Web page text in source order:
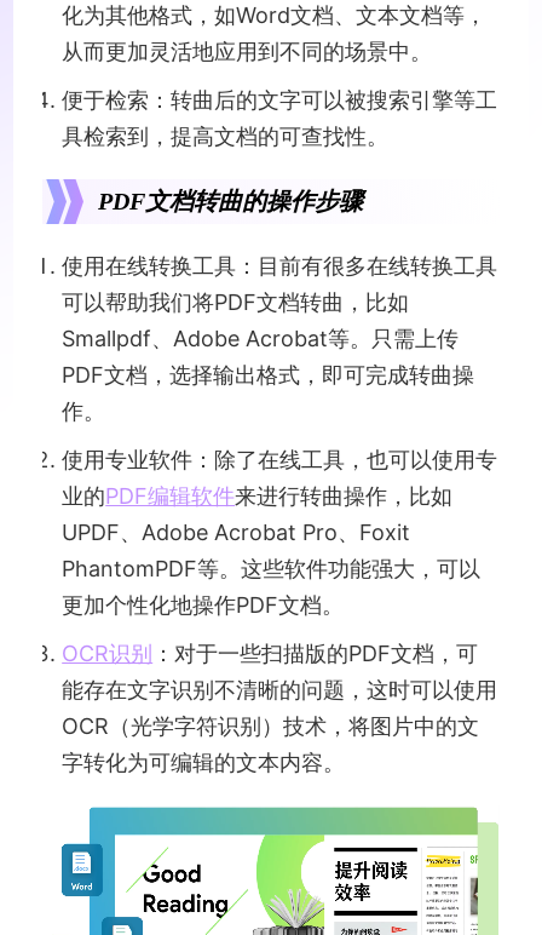
化为其他格式，如Word文档、文本文档等，
从而更加灵活地应用到不同的场景中。
便于检索：转曲后的文字可以被搜索引擎等工
具检索到，提高文档的可查找性。
PDF文档转曲的操作步骤
使用在线转换工具：目前有很多在线转换工具
可以帮助我们将PDF文档转曲，比如
Smallpdf、Adobe Acrobat等。只需上传
PDF文档，选择输出格式，即可完成转曲操
作。
使用专业软件：除了在线工具，也可以使用专
业的PDF编辑软件来进行转曲操作，比如
UPDF、Adobe Acrobat Pro、Foxit
PhantomPDF等。这些软件功能强大，可以
更加个性化地操作PDF文档。
OCR识别 ：对于一些扫描版的PDF文档，可
能存在文字识别不清晰的问题，这时可以使用
OCR（光学字符识别）技术，将图片中的文
字转化为可编辑的文本内容。